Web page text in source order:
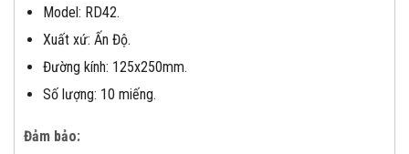
Model: RD42.
Xuất xứ: Ấn Độ.
Đường kính: 125x250mm.
Số lượng: 10 miếng.
Đảm bảo: